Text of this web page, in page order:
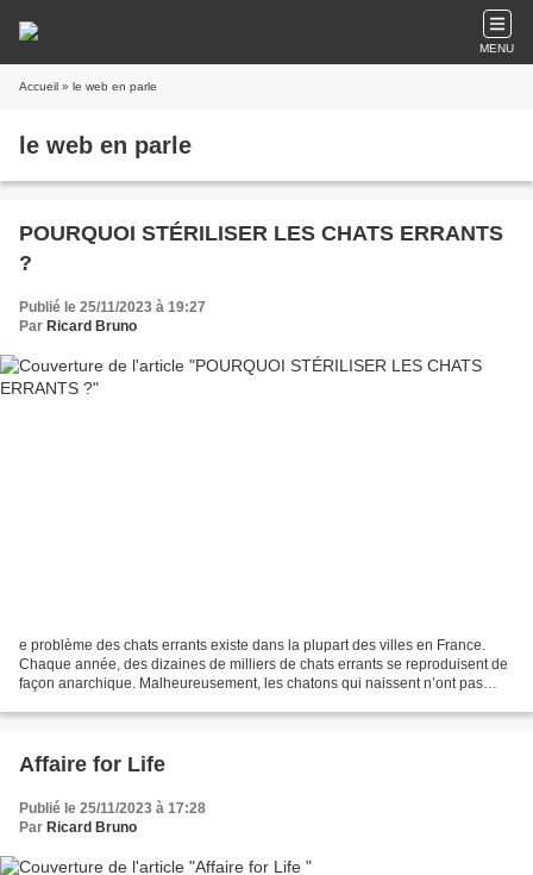
MENU
Accueil » le web en parle
le web en parle
POURQUOI STÉRILISER LES CHATS ERRANTS
?
Publié le 25/11/2023 à 19:27
Par Ricard Bruno
e problème des chats errants existe dans la plupart des villes en France.
Chaque année, des dizaines de milliers de chats errants se reproduisent de
façon anarchique. Malheureusement, les chatons qui naissent n’ont pas
Affaire for Life
Publié le 25/11/2023 à 17:28
Par Ricard Bruno